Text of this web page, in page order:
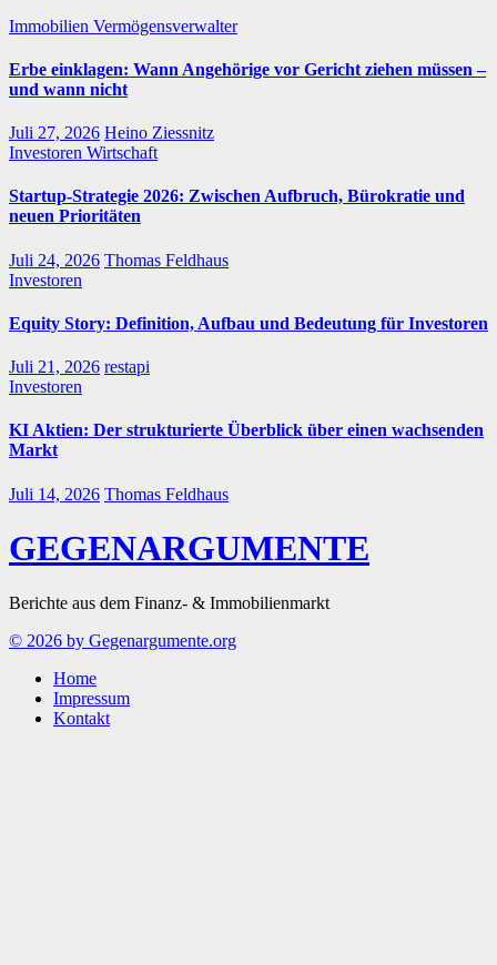
Immobilien Vermögensverwalter
Erbe einklagen: Wann Angehörige vor Gericht ziehen müssen –
und wann nicht
Juli 27, 2026 Heino Ziessnitz
Investoren Wirtschaft
Startup-Strategie 2026: Zwischen Aufbruch, Bürokratie und
neuen Prioritäten
Juli 24, 2026 Thomas Feldhaus
Investoren
Equity Story: Definition, Aufbau und Bedeutung für Investoren
Juli 21, 2026 restapi
Investoren
KI Aktien: Der strukturierte Überblick über einen wachsenden
Markt
Juli 14, 2026 Thomas Feldhaus
GEGENARGUMENTE
Berichte aus dem Finanz- & Immobilienmarkt
© 2026 by Gegenargumente.org
Home
Impressum
Kontakt